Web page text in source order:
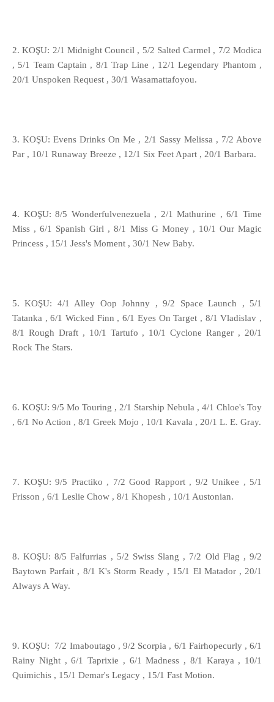
2. KOŞU: 2/1 Midnight Council , 5/2 Salted Carmel , 7/2 Modica
, 5/1 Team Captain , 8/1 Trap Line , 12/1 Legendary Phantom ,
20/1 Unspoken Request , 30/1 Wasamattafoyou.
3. KOŞU: Evens Drinks On Me , 2/1 Sassy Melissa , 7/2 Above
Par , 10/1 Runaway Breeze , 12/1 Six Feet Apart , 20/1 Barbara.
4. KOŞU: 8/5 Wonderfulvenezuela , 2/1 Mathurine , 6/1 Time
Miss , 6/1 Spanish Girl , 8/1 Miss G Money , 10/1 Our Magic
Princess , 15/1 Jess's Moment , 30/1 New Baby.
5. KOŞU: 4/1 Alley Oop Johnny , 9/2 Space Launch , 5/1
Tatanka , 6/1 Wicked Finn , 6/1 Eyes On Target , 8/1 Vladislav ,
8/1 Rough Draft , 10/1 Tartufo , 10/1 Cyclone Ranger , 20/1
Rock The Stars.
6. KOŞU: 9/5 Mo Touring , 2/1 Starship Nebula , 4/1 Chloe's Toy
, 6/1 No Action , 8/1 Greek Mojo , 10/1 Kavala , 20/1 L. E. Gray.
7. KOŞU: 9/5 Practiko , 7/2 Good Rapport , 9/2 Unikee , 5/1
Frisson , 6/1 Leslie Chow , 8/1 Khopesh , 10/1 Austonian.
8. KOŞU: 8/5 Falfurrias , 5/2 Swiss Slang , 7/2 Old Flag , 9/2
Baytown Parfait , 8/1 K's Storm Ready , 15/1 El Matador , 20/1
Always A Way.
9. KOŞU: 7/2 Imaboutago , 9/2 Scorpia , 6/1 Fairhopecurly , 6/1
Rainy Night , 6/1 Taprixie , 6/1 Madness , 8/1 Karaya , 10/1
Quimichis , 15/1 Demar's Legacy , 15/1 Fast Motion.